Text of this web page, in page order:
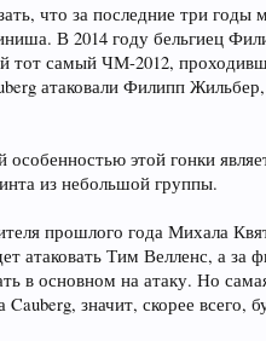
что за последние три годы
В 2014 году бельгиец
тот самый ЧМ-2012,
атаковали Филипп
особенностью этой гонки
из небольшой группы.
прошлого года Михала
атаковать Тим Велленс, а
в основном на атаку. Но
Cauberg, значит, скорее